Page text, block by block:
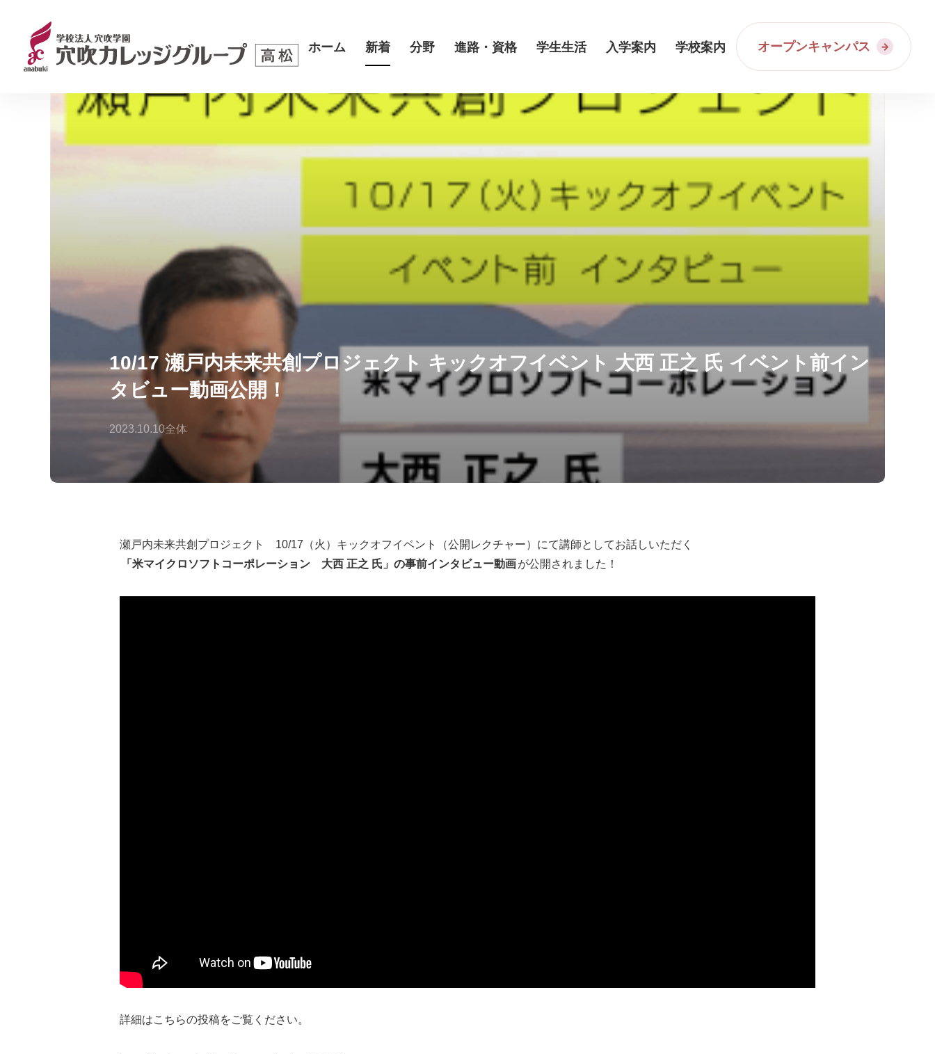
ホーム 新着 分野 進路・資格 学生生活 入学案内 学校案内 オープンキャンパス
10/17 瀬戸内未来共創プロジェクト キックオフイベント 大西 正之 氏 イベント前イン
タビュー動画公開！
2023.10.10全体
瀬戸内未来共創プロジェクト 10/17（火）キックオフイベント（公開レクチャー）にて講師としてお話しいただく
「米マイクロソフトコーポレーション 大西 正之 氏」の事前インタビュー動画が公開されました！
詳細はこちらの投稿をご覧ください。